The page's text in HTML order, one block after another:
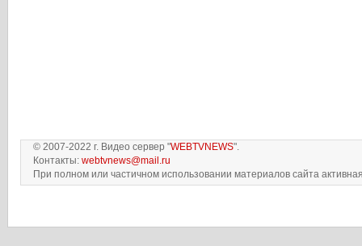
© 2007-2022 г. Видео сервер "WEBTVNEWS".
Контакты: webtvnews@mail.ru
При полном или частичном использовании материалов сайта